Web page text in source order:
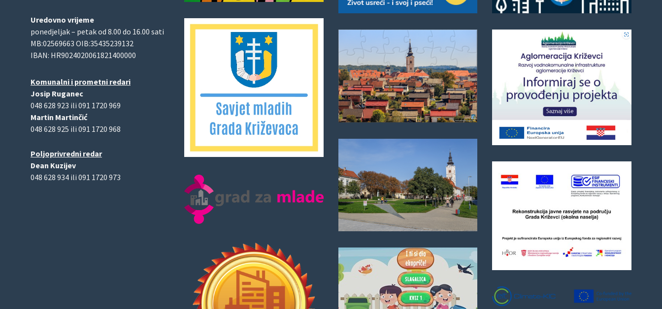
Uredovno vrijeme
ponedjeljak – petak od 8.00 do 16.00 sati
MB:02569663 OIB:35435239132
IBAN: HR9024020061821400000
Komunalni i prometni redari
Josip Ruganec
048 628 923 ili 091 1720 969
Martin Martinčić
048 628 925 ili 091 1720 968
Poljoprivredni redar
Dean Kuzijev
048 628 934 ili 091 1720 973